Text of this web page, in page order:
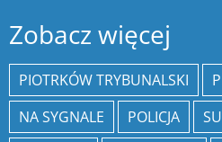
Zobacz więcej
PIOTRKÓW TRYBUNALSKI
NA SYGNALE
POLICJA